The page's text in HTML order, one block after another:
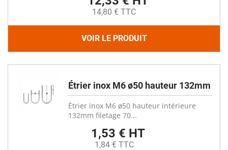
14,80 € TTC
VOIR LE PRODUIT
Étrier inox M6 ø50 hauteur 132mm
Étrier inox M6 ø50 hauteur intérieure
132mm filetage 70...
1,53 € HT
1,84 € TTC